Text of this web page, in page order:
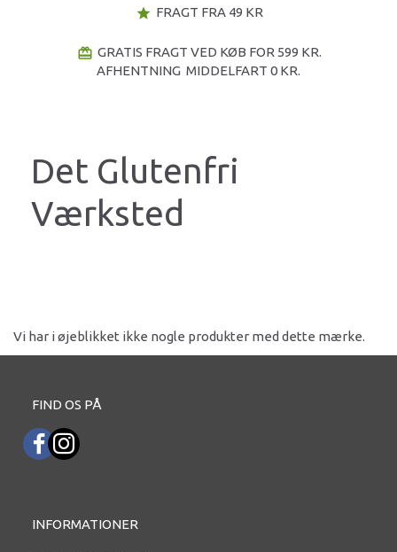
star FRAGT FRA 49 KR
redeem GRATIS FRAGT VED KØB FOR 599 KR.
AFHENTNING MIDDELFART 0 KR.
Det Glutenfri
Værksted
Vi har i øjeblikket ikke nogle produkter med dette mærke.
FIND OS PÅ
INFORMATIONER